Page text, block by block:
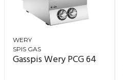
WERY
SPIS GAS
Gasspis Wery PCG 64